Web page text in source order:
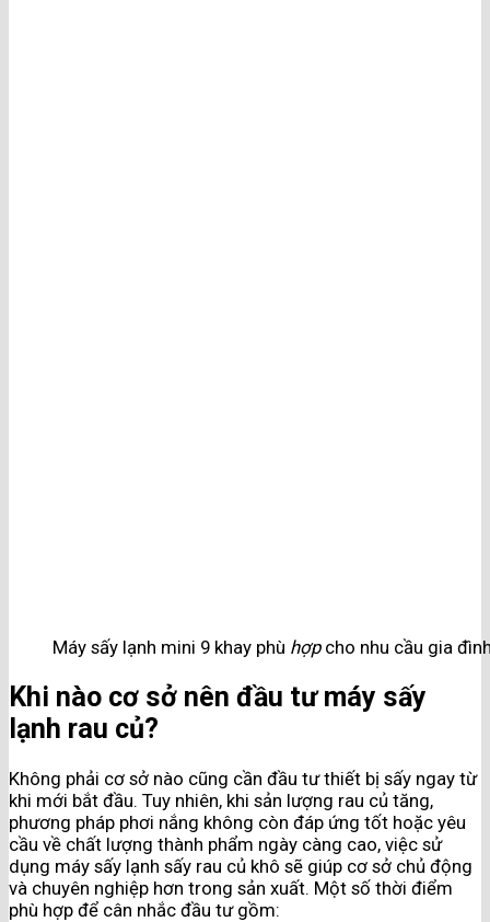
Máy sấy lạnh mini 9 khay phù hợpcho nhu cầu gia
Khi nào cơ sở nên đầu tư máy sấy
lạnh rau củ?
Không phải cơ sở nào cũng cần đầu tư thiết bị sấy ngay từ
khi mới bắt đầu. Tuy nhiên, khi sản lượng rau củ tăng,
phương pháp phơi nắng không còn đáp ứng tốt hoặc yêu
cầu về chất lượng thành phẩm ngày càng cao, việc sử
dụng máy sấy lạnh sấy rau củ khô sẽ giúp cơ sở chủ động
và chuyên nghiệp hơn trong sản xuất. Một số thời điểm
phù hợp để cân nhắc đầu tư gồm: